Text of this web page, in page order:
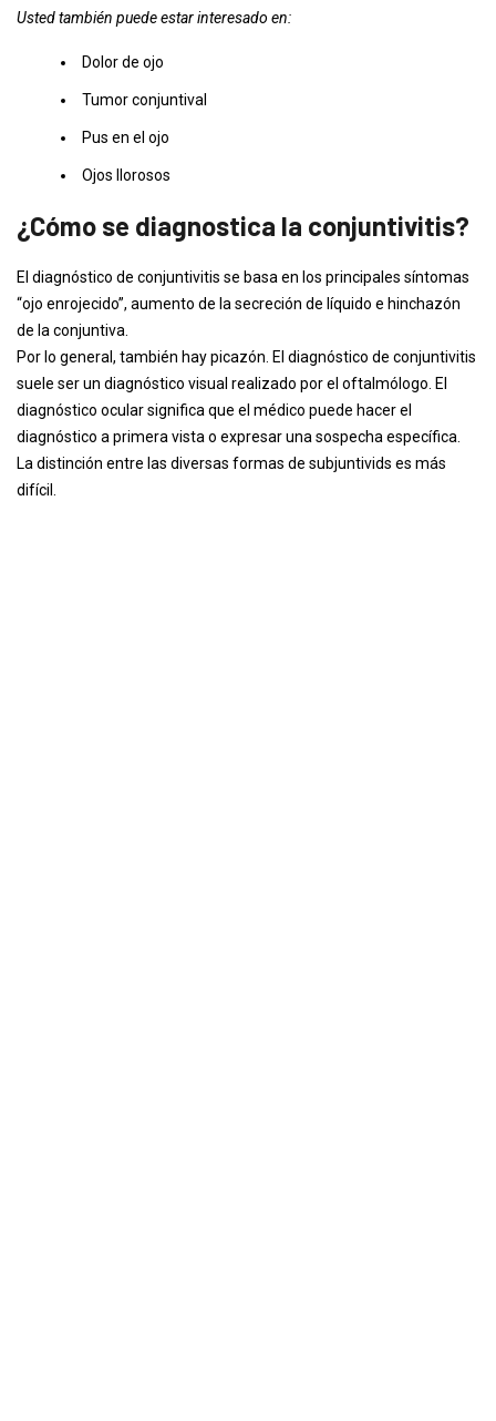
Usted también puede estar interesado en:
Dolor de ojo
Tumor conjuntival
Pus en el ojo
Ojos llorosos
¿Cómo se diagnostica la conjuntivitis?
El diagnóstico de conjuntivitis se basa en los principales síntomas
“ojo enrojecido”, aumento de la secreción de líquido e hinchazón
de la conjuntiva.
Por lo general, también hay picazón. El diagnóstico de conjuntivitis
suele ser un diagnóstico visual realizado por el oftalmólogo. El
diagnóstico ocular significa que el médico puede hacer el
diagnóstico a primera vista o expresar una sospecha específica.
La distinción entre las diversas formas de subjuntivids es más
difícil.